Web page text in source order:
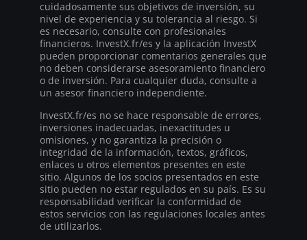
cuidadosamente sus objetivos de inversión, su
nivel de experiencia y su tolerancia al riesgo. Si
es necesario, consulte con profesionales
financieros. InvestX.fr/es y la aplicación InvestX
pueden proporcionar comentarios generales que
no deben considerarse asesoramiento financiero
o de inversión. Para cualquier duda, consulte a
un asesor financiero independiente.
InvestX.fr/es no se hace responsable de errores,
inversiones inadecuadas, inexactitudes u
omisiones, y no garantiza la precisión o
integridad de la información, textos, gráficos,
enlaces u otros elementos presentes en este
sitio. Algunos de los socios presentados en este
sitio pueden no estar regulados en su país. Es su
responsabilidad verificar la conformidad de
estos servicios con las regulaciones locales antes
de utilizarlos.